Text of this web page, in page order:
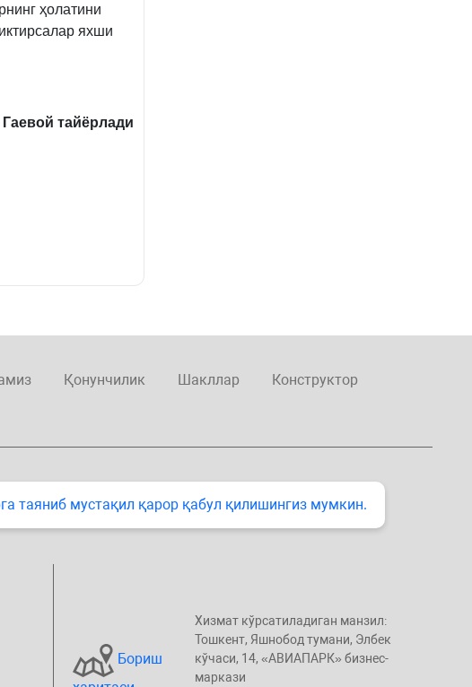
ҳолатини
яхши
тайёрлади
Қонунчилик Шакллар Конструктор
таяниб мустақил қарор қабул қилишингиз мумкин.
Бориш
Хизмат кўрсатиладиган манзил:
Тошкент, Яшнобод тумани, Элбeк
кўчаси, 14, «ABИАПAPК» бизнеc-
маркази